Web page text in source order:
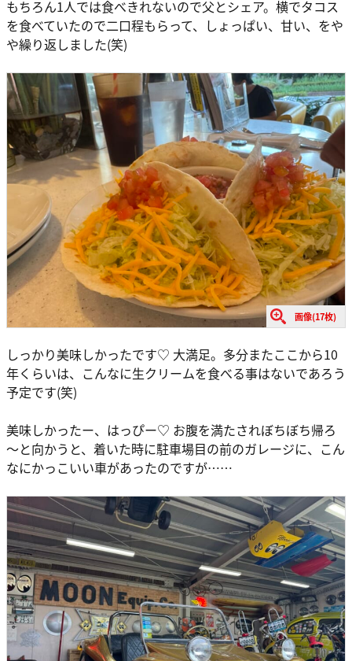
もちろん1人では食べきれないので父とシェア。横でタコス
を食べていたので二口程もらって、しょっぱい、甘い、をや
や繰り返しました(笑)
画像(17枚)
しっかり美味しかったです♡ 大満足。多分またここから10
年くらいは、こんなに生クリームを食べる事はないであろう
予定です(笑)
美味しかったー、はっぴー♡ お腹を満たされぼちぼち帰ろ
～と向かうと、着いた時に駐車場目の前のガレージに、こん
なにかっこいい車があったのですが……